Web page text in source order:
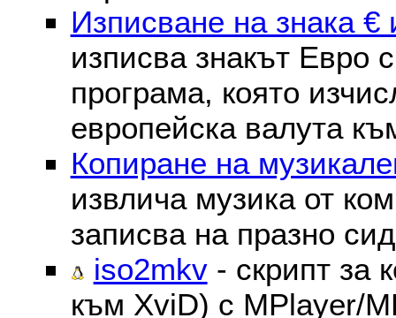
Изписване на знака €
изписва знакът Евро
програма, която
европейска валута
Копиране на
извлича музика от
записва на празно
iso2mkv- скрипт за
към XviD) с MPlayer/